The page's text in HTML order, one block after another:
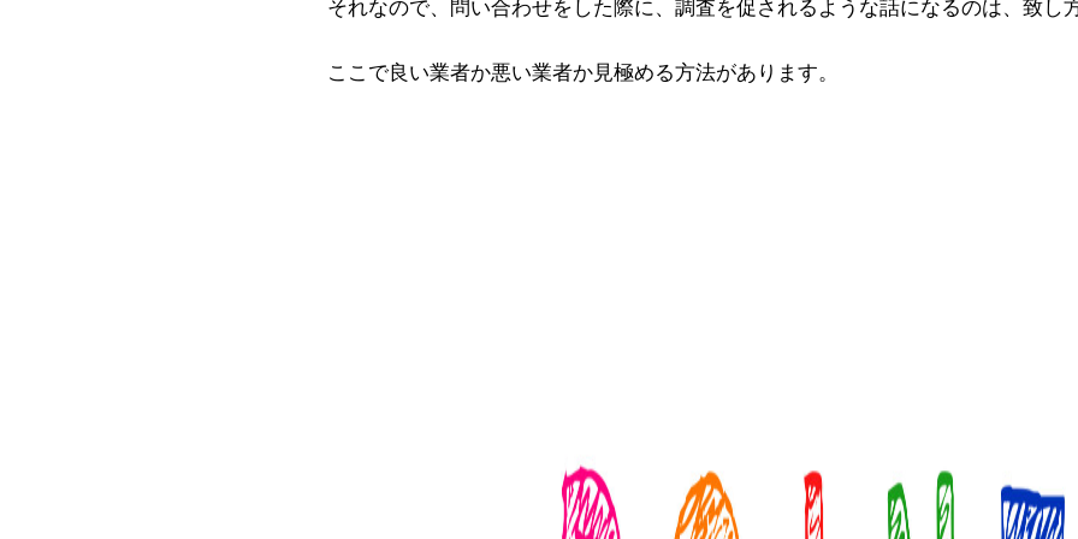
それなので、問い合わせをした際に、調査を促されるような話になるのは、致し
ここで良い業者か悪い業者か見極める方法があります。